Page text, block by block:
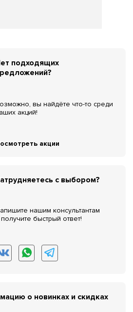
подходящих
вы найдёте что-то среди
акций!
акции
с выбором?
нашим консультантам
быстрый ответ!
о новинках и скидках